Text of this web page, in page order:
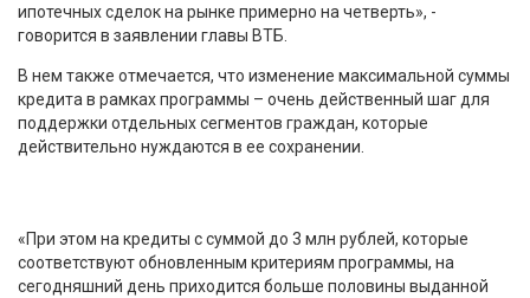
ипотечных сделок на рынке примерно на четверть», -
говорится в заявлении главы ВТБ.
В нем также отмечается, что изменение максимальной суммы
кредита в рамках программы – очень действенный шаг для
поддержки отдельных сегментов граждан, которые
действительно нуждаются в ее сохранении.
«При этом на кредиты с суммой до 3 млн рублей, которые
соответствуют обновленным критериям программы, на
сегодняшний день приходится больше половины выданной